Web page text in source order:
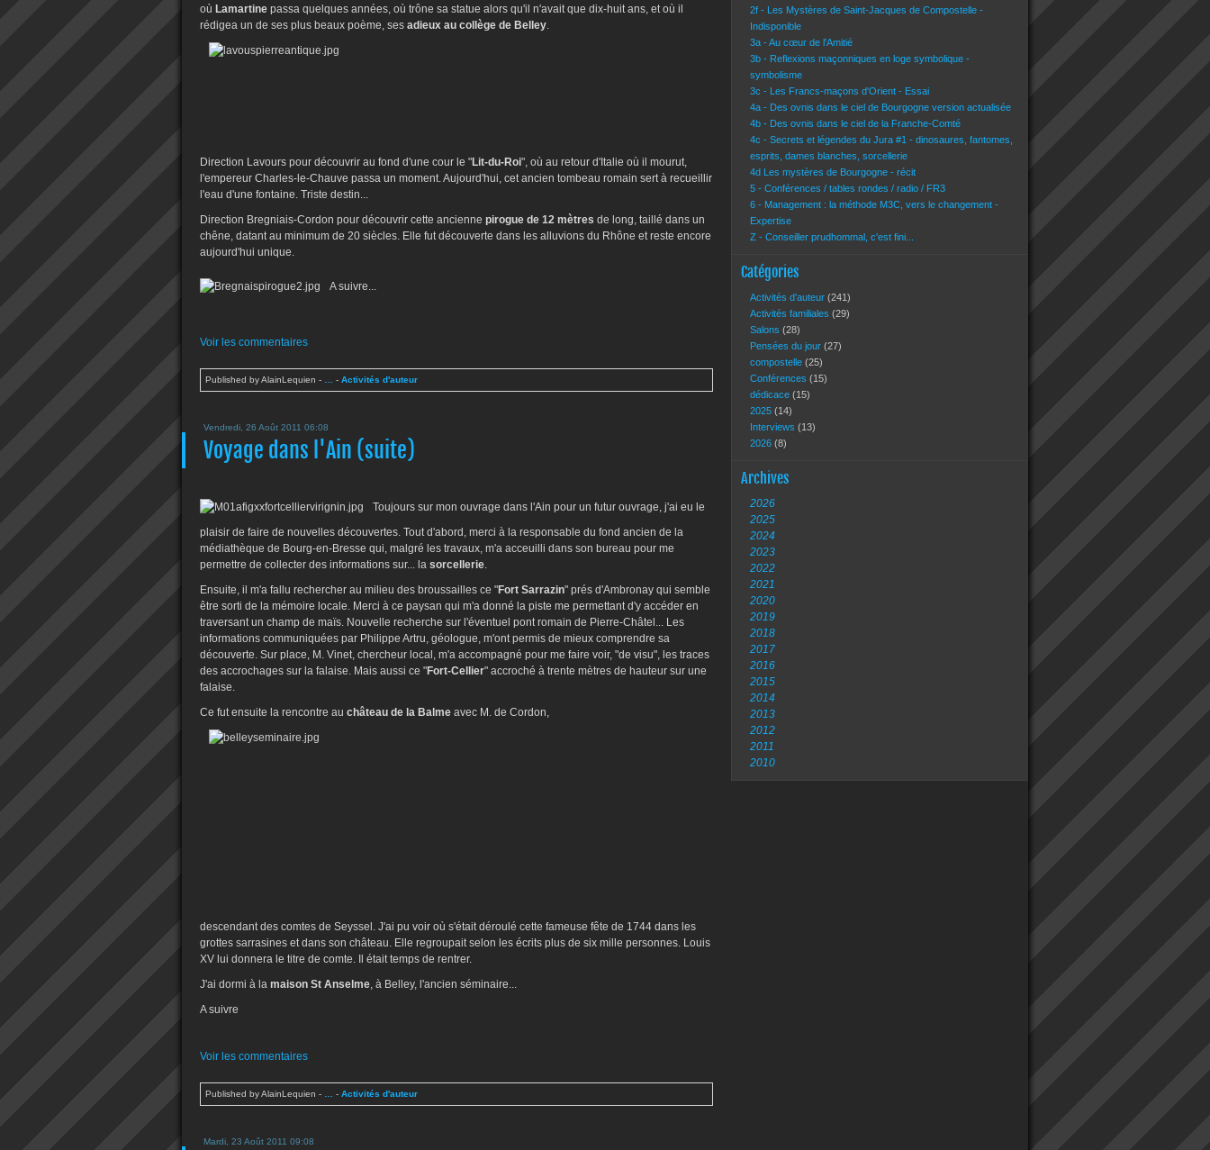
où Lamartine passa quelques années, où trône sa statue alors qu'il n'avait que dix-huit ans, et où il
rédigea un de ses plus beaux poème, ses adieux au collège de Belley.
Direction Lavours pour découvrir au fond d'une cour le "Lit-du-Roi", où au retour d'Italie où il mourut,
l'empereur Charles-le-Chauve passa un moment. Aujourd'hui, cet ancien tombeau romain sert à recueillir
l'eau d'une fontaine. Triste destin...
Direction Bregniais-Cordon pour découvrir cette ancienne pirogue de 12 mètres de long, taillé dans un
chêne, datant au minimum de 20 siècles. Elle fut découverte dans les alluvions du Rhône et reste encore
aujourd'hui unique.
A suivre...
Voir les commentaires
Published by AlainLequien - - Activités d'auteur
Vendredi, 26 Août 2011 06:08
Voyage dans l'Ain (suite)
Toujours sur mon ouvrage dans l'Ain pour un futur ouvrage, j'ai eu le
plaisir de faire de nouvelles découvertes. Tout d'abord, merci à la responsable du fond ancien de la
médiathèque de Bourg-en-Bresse qui, malgré les travaux, m'a acceuilli dans son bureau pour me
permettre de collecter des informations sur... la sorcellerie.
Ensuite, il m'a fallu rechercher au milieu des broussailles ce "Fort Sarrazin" prés d'Ambronay qui semble
être sorti de la mémoire locale. Merci à ce paysan qui m'a donné la piste me permettant d'y accéder en
traversant un champ de maïs. Nouvelle recherche sur l'éventuel pont romain de Pierre-Châtel... Les
informations communiquées par Philippe Artru, géologue, m'ont permis de mieux comprendre sa
découverte. Sur place, M. Vinet, chercheur local, m'a accompagné pour me faire voir, "de visu", les traces
des accrochages sur la falaise. Mais aussi ce "Fort-Cellier" accroché à trente mètres de hauteur sur une
falaise.
Ce fut ensuite la rencontre au château de la Balme avec M. de Cordon,
descendant des comtes de Seyssel. J'ai pu voir où s'était déroulé cette fameuse fête de 1744 dans les
grottes sarrasines et dans son château. Elle regroupait selon les écrits plus de six mille personnes. Louis
XV lui donnera le titre de comte. Il était temps de rentrer.
J'ai dormi à la maison St Anselme, à Belley, l'ancien séminaire...
A suivre
Voir les commentaires
Published by AlainLequien - - Activités d'auteur
Mardi, 23 Août 2011 09:08
2f - Les Mystères de Saint-Jacques de Compostelle -
Indisponible
3a - Au cœur de l'Amitié
3b - Reflexions maçonniques en loge symbolique -
symbolisme
3c - Les Francs-maçons d'Orient - Essai
4a - Des ovnis dans le ciel de Bourgogne version actualisée
4b - Des ovnis dans le ciel de la Franche-Comté
4c - Secrets et légendes du Jura #1 - dinosaures, fantomes,
esprits, dames blanches, sorcellerie
4d Les mystères de Bourgogne - récit
5 - Conférences / tables rondes / radio / FR3
6 - Management : la méthode M3C, vers le changement -
Expertise
Z - Conseiller prudhommal, c'est fini...
Catégories
Activités d'auteur (241)
Activités familiales (29)
Salons (28)
Pensées du jour (27)
compostelle (25)
Conférences (15)
dédicace (15)
2025 (14)
Interviews (13)
2026 (8)
Archives
2026
2025
2024
2023
2022
2021
2020
2019
2018
2017
2016
2015
2014
2013
2012
2011
2010